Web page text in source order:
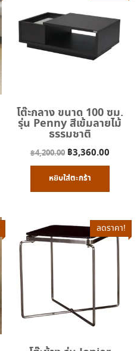
โต๊ะกลาง ขนาด 100 ซม.
รุ่น Penny สีเข้มลายไม้
ธรรมชาติ
฿4,200.00 Original
price
was:
฿3,360.00
price
หยิบใส่ตะกร้า
ลดราคา!